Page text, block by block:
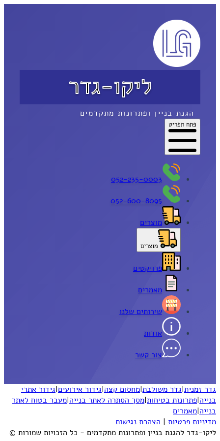
ליקו-גדר
הגנת בניין ופתרונות מתקדמים
פתח תפריט
052-235-0003
052-600-8095
מוצרים
מוצרים
פרויקטים
מאמרים
שירותים שלנו
אודות
צור קשר
גדר זמנית|גדר משולבת|מחסום קצה|גידור אירועים|גידור אתרי
בנייה|פתרונות בטיחות|מסך הסתרה לאתר בנייה|מעבר בטוח לאתר
בנייה|מאמרים
מדיניות פרטיות | הצהרת נגישות
ליקו-גדר להגנת בניין ופתרונות מתקדמים - כל הזכויות שמורות ©